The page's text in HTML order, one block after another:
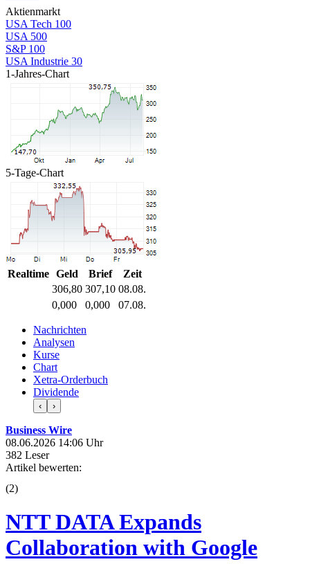
Aktienmarkt
USA Tech 100
USA 500
S&P 100
USA Industrie 30
1-Jahres-Chart
5-Tage-Chart
Realtime Geld Brief
Zeit
306,80 307,10 08.08.
0,000
0,000 07.08.
Nachrichten
Analysen
Kurse
Chart
Xetra-Orderbuch
Dividende
‹ ›
Business Wire
08.06.2026 14:06 Uhr
382 Leser
Artikel bewerten:
(2)
NTT DATA Expands
Collaboration with Google